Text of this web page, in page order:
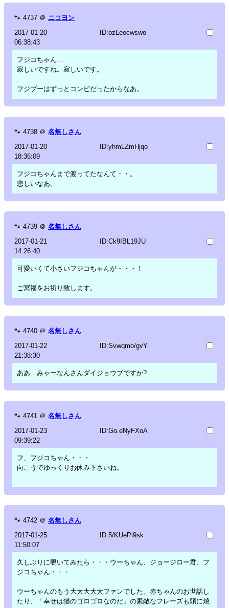
🐾 4737 ＠ ニコヨン
2017-01-20
06:38:43
ID:ozLeocwswo
フジコちゃん…
寂しいですね。寂しいです。
フジプーはずっとコンビだったからなあ。
🐾 4738 ＠ 名無しさん
2017-01-20
18:36:09
ID:yhmLZmHjqo
フジコちゃんまで渡ってたなんて・・。
悲しいなあ。
🐾 4739 ＠ 名無しさん
2017-01-21
14:26:40
ID:Ck9IBL19JU
可愛いくて小さいフジコちゃんが・・・！
ご冥福をお祈り致します。
🐾 4740 ＠ 名無しさん
2017-01-22
21:38:30
ID:Svwqmo/gvY
ああ みゃーなんさんダイジョウブですか?
🐾 4741 ＠ 名無しさん
2017-01-23
09:39:22
ID:Go.eNyFXoA
フ、フジコちゃん・・・
向こうでゆっくりお休み下さいね。
🐾 4742 ＠ 名無しさん
2017-01-25
11:50:07
ID:5/KUePi9sk
久しぶりに覗いてみたら・・・ウーちゃん、ジョージロー君、フ
ジコちゃん・・・
ウーちゃんのもう大大大大大ファンでした。赤ちゃんのお世話し
たり、「幸せは猫のゴロゴロなのだ」の素敵なフレーズも頭に焼